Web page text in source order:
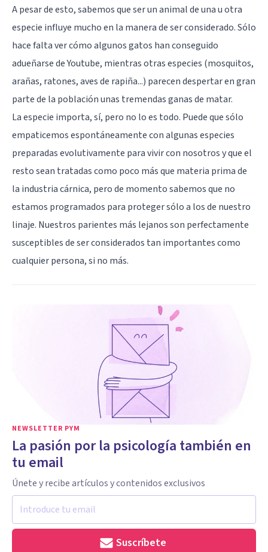
A pesar de esto, sabemos que ser un animal de una u otra
especie influye mucho en la manera de ser considerado. Sólo
hace falta ver cómo algunosgatos han conseguido
adueñarse deYoutube, mientras otras especies (mosquitos,
arañas, ratones, aves de rapiña...) parecen despertar en gran
parte de la población unas tremendas ganas de matar.
La especie importa, sí, pero no lo es todo. Puede que sólo
empaticemos espontáneamente con algunas especies
preparadas evolutivamente para vivir con nosotros y que el
resto sean tratadas como poco más que materia prima de
la industria cárnica, pero de momento sabemos que no
estamos programados para proteger sólo a los de nuestro
linaje. Nuestros parientes más lejanos son perfectamente
susceptibles de ser considerados tan importantes como
cualquier persona, si no más.
NEWSLETTER PYM
La pasión por la psicología también en
tu email
Únete y recibe artículos y contenidos exclusivos
Suscríbete